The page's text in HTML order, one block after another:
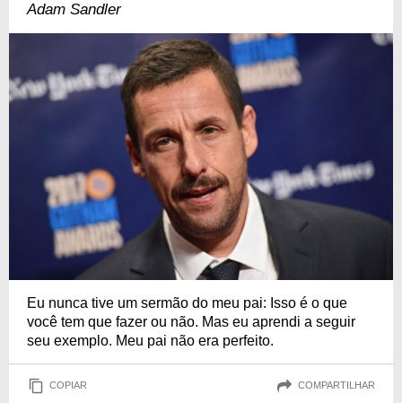
Adam Sandler
Eu nunca tive um sermão do meu pai: Isso é o que
você tem que fazer ou não. Mas eu aprendi a seguir
seu exemplo. Meu pai não era perfeito.
COPIAR COMPARTILHAR